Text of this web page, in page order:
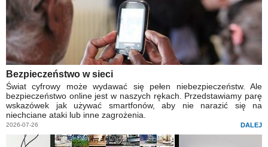
Bezpieczeństwo w sieci
Świat cyfrowy może wydawać się pełen niebezpieczeństw. Ale
bezpieczeństwo online jest w naszych rękach. Przedstawiamy parę
wskazówek jak używać smartfonów, aby nie narazić się na
niechciane ataki lub inne zagrożenia.
2026-07-26 DALEJ